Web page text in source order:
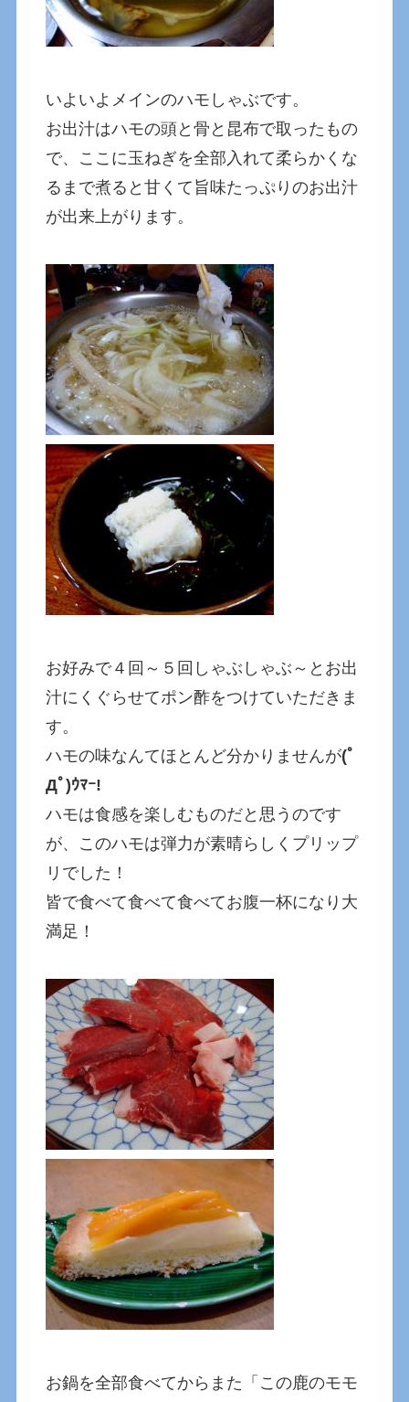
いよいよメインのハモしゃぶです。
お出汁はハモの頭と骨と昆布で取ったもの
で、ここに玉ねぎを全部入れて柔らかくな
るまで煮ると甘くて旨味たっぷりのお出汁
が出来上がります。
お好みで４回～５回しゃぶしゃぶ～とお出
汁にくぐらせてポン酢をつけていただきま
す。
ハモの味なんてほとんど分かりませんが(ﾟ
Дﾟ)ｳﾏｰ!
ハモは食感を楽しむものだと思うのです
が、このハモは弾力が素晴らしくプリップ
リでした！
皆で食べて食べて食べてお腹一杯になり大
満足！
お鍋を全部食べてからまた「この鹿のモモ